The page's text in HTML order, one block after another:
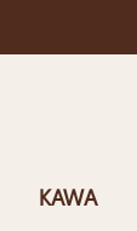
KAWA